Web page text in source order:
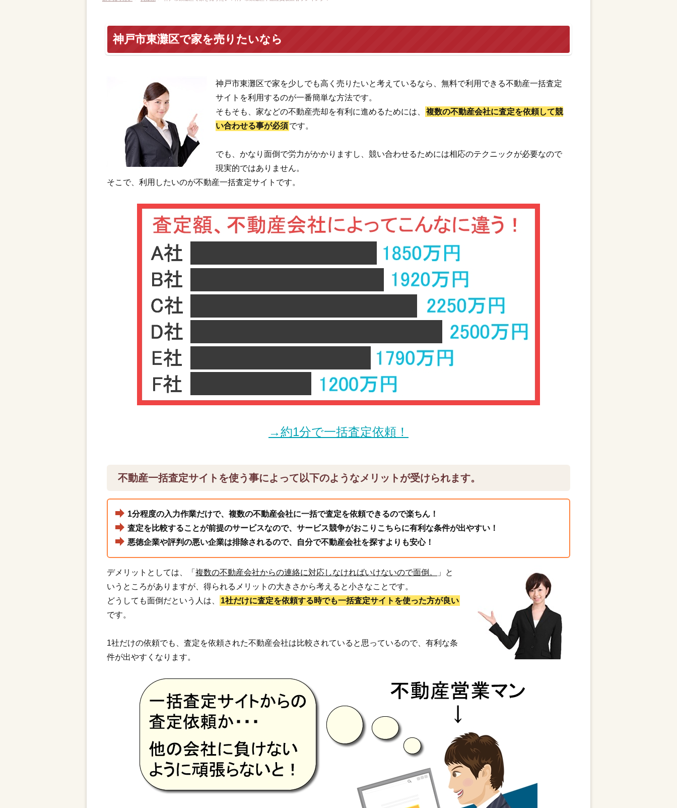
神戸市東灘区で家を売りたいなら
神戸市東灘区で家を少しでも高く売りたいと考えているなら、無料で利用できる不動産一括査定
サイトを利用するのが一番簡単な方法です。
そもそも、家などの不動産売却を有利に進めるためには、
複数の不動産会社に査定を依頼して競
い合わせる事が必須です。
でも、かなり面倒で労力がかかりますし、競い合わせるためには相応のテクニックが必要なので
現実的ではありません。
そこで、利用したいのが不動産一括査定サイトです。
→約1分で一括査定依頼！
不動産一括査定サイトを使う事によって以下のようなメリットが受けられます。
1分程度の入力作業だけで、複数の不動産会社に一括で査定を依頼できるので楽ちん！
査定を比較することが前提のサービスなので、サービス競争がおこりこちらに有利な条件が出やすい！
悪徳企業や評判の悪い企業は排除されるので、自分で不動産会社を探すよりも安心！
デメリットとしては、「複数の不動産会社からの連絡に対応しなければいけないので面倒。
」と
いうところがありますが、得られるメリットの大きさから考えると小さなことです。
どうしても面倒だという人は、
1社だけに査定を依頼する時でも一括査定サイトを使った方が良い
です。
1社だけの依頼でも、査定を依頼された不動産会社は比較されていると思っているので、有利な条
件が出やすくなります。